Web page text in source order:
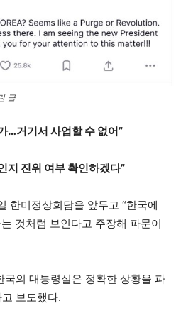
글
…거기서 사업할 수 없어”
지 진위 여부 확인하겠다”
한미정상회담을 앞두고 “한국에
것처럼 보인다고 주장해 파문이
의 대통령실은 정확한 상황을 파
보도했다.